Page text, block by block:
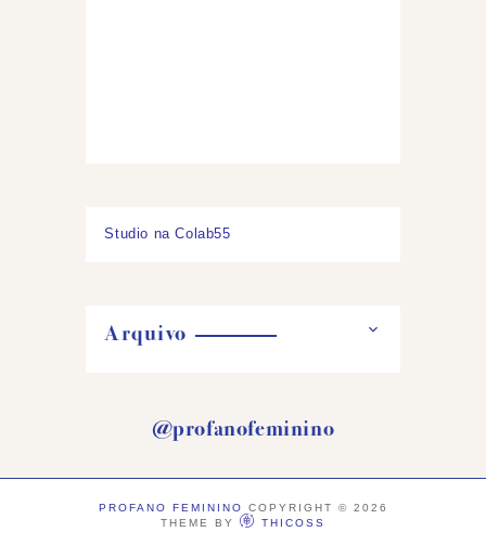
Studio na Colab55
Arquivo
@profanofeminino
PROFANO FEMININO COPYRIGHT © 2026
THEME BY
THICOSS